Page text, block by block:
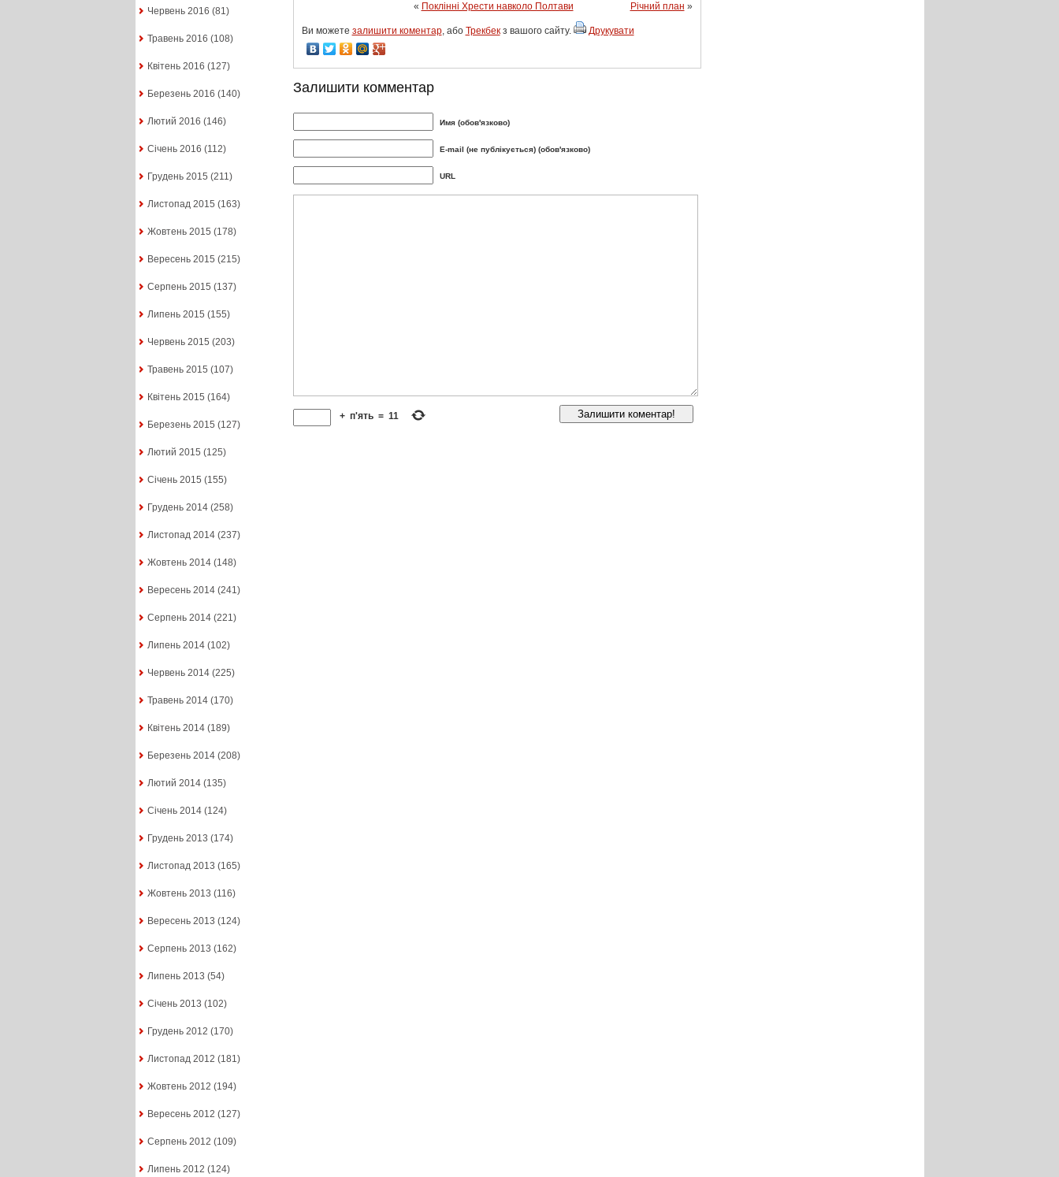
Червень 2016 (81)
Травень 2016 (108)
Квітень 2016 (127)
Березень 2016 (140)
Лютий 2016 (146)
Січень 2016 (112)
Грудень 2015 (211)
Листопад 2015 (163)
Жовтень 2015 (178)
Вересень 2015 (215)
Серпень 2015 (137)
Липень 2015 (155)
Червень 2015 (203)
Травень 2015 (107)
Квітень 2015 (164)
Березень 2015 (127)
Лютий 2015 (125)
Січень 2015 (155)
Грудень 2014(258)
Листопад 2014(237)
Жовтень 2014(148)
Вересень 2014(241)
Серпень 2014(221)
Липень 2014(102)
Червень 2014(225)
Травень 2014(170)
Квітень 2014(189)
Березень 2014(208)
Лютий 2014(135)
Січень 2014(124)
Грудень 2013 (174)
Листопад 2013 (165)
Жовтень 2013 (116)
Вересень 2013 (124)
Серпень 2013 (162)
Липень 2013 (54)
Січень 2013 (102)
Грудень 2012 (170)
Листопад 2012 (181)
Жовтень 2012 (194)
Вересень 2012 (127)
Серпень 2012 (109)
Липень 2012 (124)
« Поклінні Хрести навколо Полтави Річний план »
Ви можете залишити коментар, або Трекбекз вашого сайту. Друкувати
Залишити комментар
Имя (обов'язково)
E-mail (не публікується) (обов'язково)
URL
+ п'ять = 11